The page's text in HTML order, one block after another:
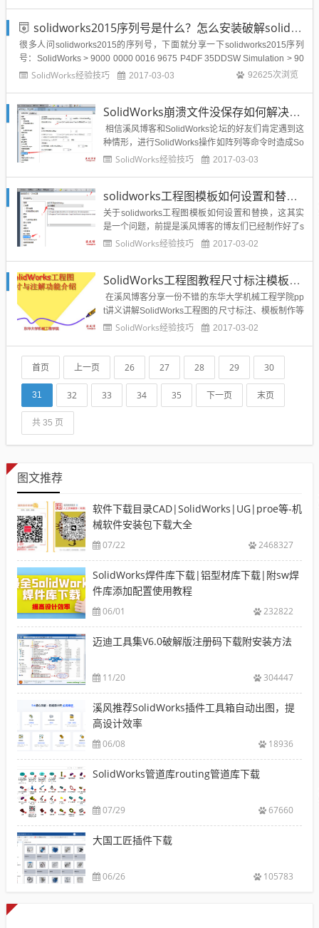
solidworks2015序列号是什么？怎么安装破解solidworks2015？
很多人问solidworks2015的序列号，下面就分享一下solidworks2015序列
号：SolidWorks > 9000 0000 0016 9675 P4DF 35DDSW Simulation > 90
00 0000 0001 8043 TB9T SGD9SW Motion...
SolidWorks经验技巧 2017-03-03 92625次浏览
SolidWorks崩溃文件没保存如何解决？如何恢复未保存的文件？
相信溪风博客和SolidWorks论坛的好友们肯定遇到这
种情形，进行SolidWorks操作如阵列等命令时造成So
lidWorks突然崩溃，造成建模设计很久的模型来不及
怎么找回恢复？如何...
SolidWorks经验技巧 2017-03-03
solidworks工程图模板如何设置和替换？
关于solidworks工程图模板如何设置和替换，这其实
是一个问题，前提是溪风博客的博友们已经制作好了s
olidworks工程图模板，那么制作好了solidworks工程
件位置”-“文件模板”-...
SolidWorks经验技巧 2017-03-02
SolidWorks工程图教程尺寸标注模板制作教程
在溪风博客分享一份不错的东华大学机械工程学院pp
t讲义讲解SolidWorks工程图的尺寸标注、模板制作等
教程，感觉还可以，推荐给SolidWorks爱好者们：...
SolidWorks经验技巧 2017-03-02
首页 上一页 26 27 28 29 30
31 32 33 34 35 下一页 末页
共 35 页
图文推荐
软件下载目录CAD|SolidWorks|UG|proe等-机
械软件安装包下载大全
07/22 2468327
SolidWorks焊件库下载|铝型材库下载|附sw焊
件库添加配置使用教程
06/01 232822
迈迪工具集V6.0破解版注册码下载附安装方法
11/20 304447
溪风推荐SolidWorks插件工具箱自动出图，提
高设计效率
06/08 18936
SolidWorks管道库routing管道库下载
07/29 67660
大国工匠插件下载
06/26 105783